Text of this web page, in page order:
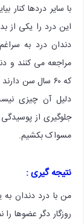
با سایر دردها
این درد را یکی از
دندان درد به
مراجعه می کنند و
که ۶۰ سال سن
دلیل آن چیزی
جلوگیری از
مسواک بکشیم.
نتیجه گیری :
من با درد دندان
روزگار دگر عضوها